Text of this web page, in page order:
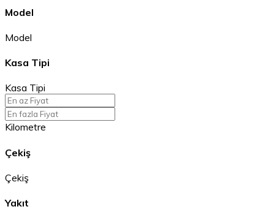
Model
Model
Kasa Tipi
Kasa Tipi
Kilometre
Çekiş
Çekiş
Yakıt